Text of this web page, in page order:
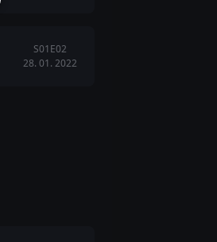
S01E02
28. 01. 2022